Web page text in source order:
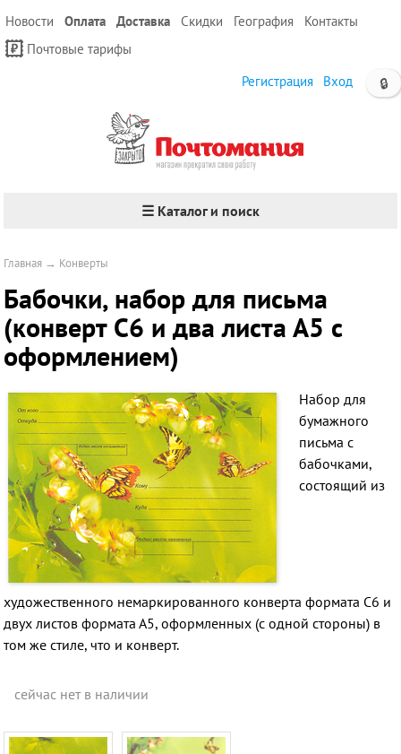
Новости Оплата Доставка Скидки География
Контакты
Почтовые тарифы
🔒
Регистрация Вход
☰ Каталог и поиск
Главная → Конверты
Бабочки, набор для письма
(конверт С6 и два листа А5 с
оформлением)
Набор для
бумажного
письма с
бабочками,
состоящий из
художественного немаркированного конверта формата С6 и
двух листов формата А5, оформленных (с одной стороны) в
том же стиле, что и конверт.
сейчас нет в наличии